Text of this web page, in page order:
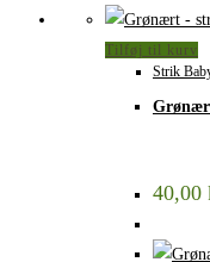
Tilføj til kurv
Strik
40,00